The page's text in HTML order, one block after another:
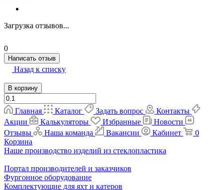
Загрузка отзывов...
0
Написать отзыв
Назад к списку
В корзину
Главная Каталог Задать вопрос
Контакты
Акции
Калькуляторы Избранные
Новости
Отзывы
Наша команда Вакансии Кабинет
0
Корзина
Наше производство изделий из стеклопластика
Портал производителей и заказчиков
Фургонное оборудование
Комплектующие для яхт и катеров